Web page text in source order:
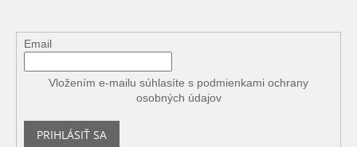
Email
Vložením e-mailu súhlasíte s podmienkami ochrany
osobných údajov
PRIHLÁSIŤ SA